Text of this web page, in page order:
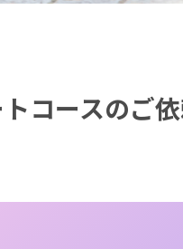
コースのご